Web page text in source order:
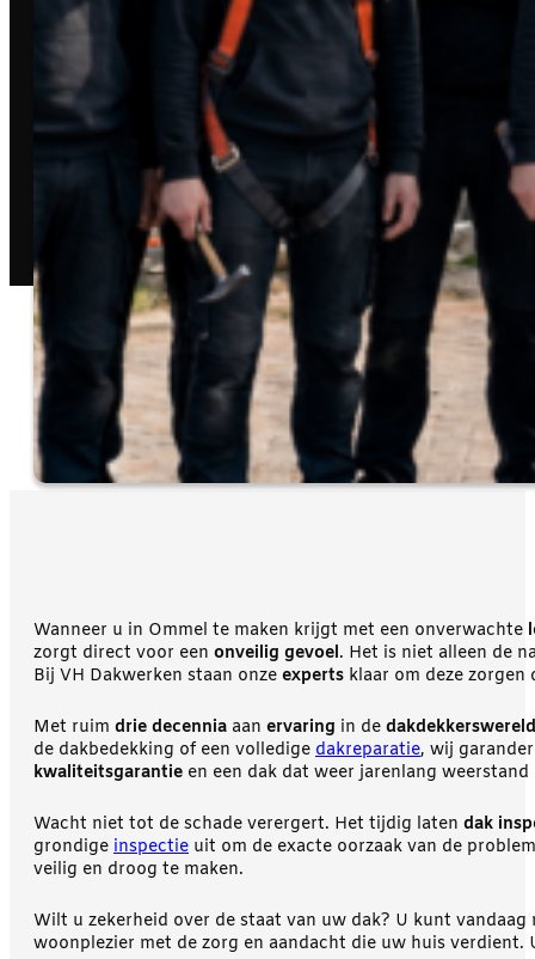
Wanneer u in Ommel te maken krijgt met een onverwachte
zorgt direct voor een onveilig gevoel. Het is niet alleen de
Bij VH Dakwerken staan onze experts klaar om deze
Met ruim drie decennia aan ervaring in de dakdekkerswereld
de dakbedekking of een volledige dakreparatie, wij
kwaliteitsgarantie en een dak dat weer jarenlang
Wacht niet tot de schade verergert. Het tijdig laten dak
grondige inspectie uit om de exacte oorzaak van de
veilig en droog te maken.
Wilt u zekerheid over de staat van uw dak? U kunt vandaag
woonplezier met de zorg en aandacht die uw huis